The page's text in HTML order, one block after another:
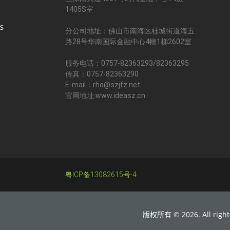
1405S室
分公司地址：佛山市南海区桂城街道海五
路28号华南国际金融中心4幢1梯2602室
服务电话：0757-82363293/82363295
传真：0757-82363290
E-mail：rho@szjfz.net
官网地址:www.ideasz.cn
粤ICP备13082615号-4
版权所有 © 2026. All